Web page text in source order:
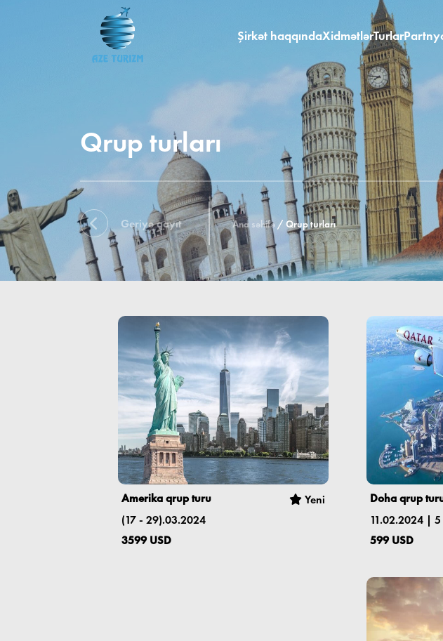
Şirkət haqqındaXidmətlərTurlar
Qrup turları
Geriyə qayıt Ana səhifə / Qrup turları
Amerika qrup turu
Yeni
(17 - 29).03.2024
3599 USD
Doha qrup
11.02.2024 |
599 USD